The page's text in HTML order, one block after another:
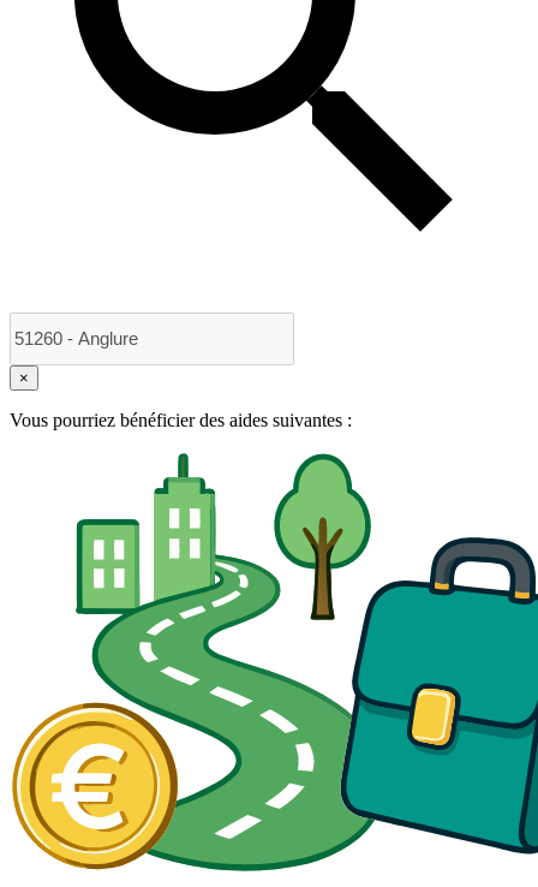
×
Vous pourriez bénéficier des aides suivantes :